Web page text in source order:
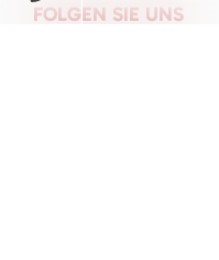
FOLGEN SIE UNS